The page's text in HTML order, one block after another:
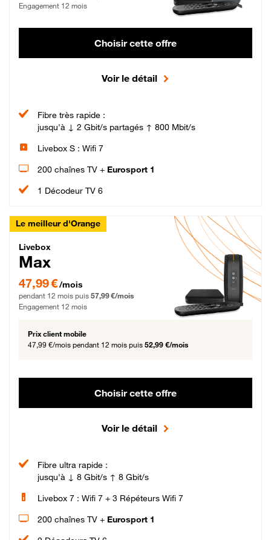
Engagement 12 mois
Choisir cette offre
Voir le détail
Fibre très rapide :
jusqu'à ↓ 2 Gbit/s partagés ↑ 800 Mbit/s
Livebox S : Wifi 7
200 chaînes TV + Eurosport 1
1 Décodeur TV 6
Le meilleur d'Orange
Livebox Max Fibre
Livebox
Max
47,99 € par mois pendant 12 mois puis 57,99 € par mois, Engagement 12 mois
47,99 €/mois
pendant 12 mois puis 57,99 €/mois
Engagement 12 mois
Prix client mobile
47,99 €/mois pendant 12 mois puis 52,99 €/mois
Choisir cette offre
Voir le détail
Fibre ultra rapide :
jusqu'à ↓ 8 Gbit/s ↑ 8 Gbit/s
Livebox 7 : Wifi 7 + 3 Répéteurs Wifi 7
200 chaînes TV + Eurosport 1